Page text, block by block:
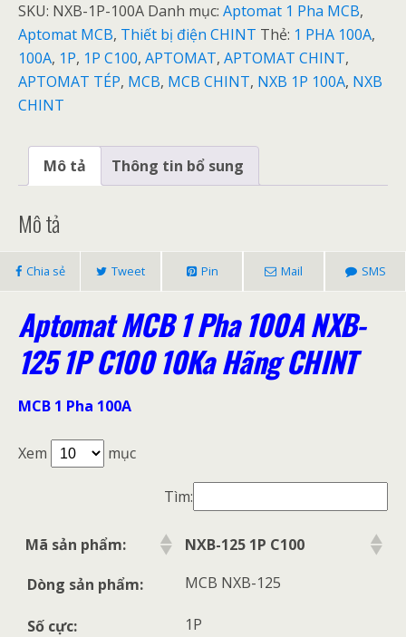
100A
Aptomat
NXB-
125
1P
10Ka
Hãng
số
lượng
SKU: NXB-1P-100A Danh mục: Aptomat 1 Pha MCB,
Aptomat MCB, Thiết bị điện CHINT Thẻ: 1 PHA 100A,
100A, 1P, 1P C100, APTOMAT, APTOMAT CHINT,
APTOMAT TÉP, MCB, MCB CHINT, NXB 1P 100A, NXB
CHINT
Mô tả Thông tin bổ sung
Mô tả
Chia sẻ Tweet Pin Mail SMS
Aptomat MCB 1 Pha 100A NXB-
125 1P C100 10Ka Hãng CHINT
MCB 1 Pha 100A
Xem mục
Tìm:
Mã sản phẩm:
NXB-125 1P C100
Dòng sản phẩm:
MCB NXB-125
Số cực: 1P